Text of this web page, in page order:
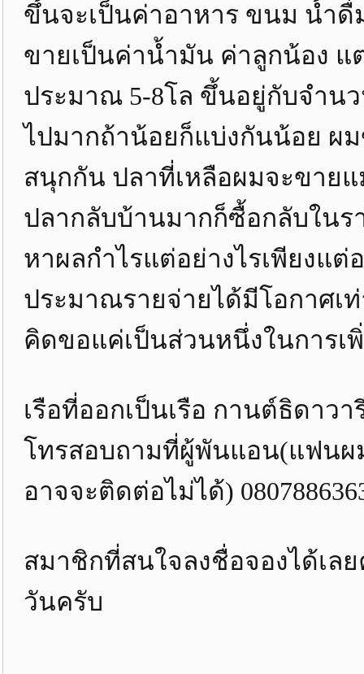
ขึ้นจะเป็นค่าอาหาร ขนม น้ำ
ขายเป็นค่าน้ำมัน ค่าลูกน้อง
ประมาณ 5-8โล ขึ้นอยู่กับจำน
ไปมากถ้าน้อยก็แบ่งกันน้อย ผ
สนุกกัน ปลาที่เหลือผมจะขาย
ปลากลับบ้านมากก็ซื้อกลับในร
หาผลกำไรแต่อย่างไรเพียงแ
ประมาณรายจ่ายได้มีโอกาศเ
คิดขอแค่เป็นส่วนหนึ่งในการ
เรือที่ออกเป็นเรือ กานต์ธิดาว
โทรสอบถามที่ผู้พันแอน(แฟนผ
อาจจะติดต่อไม่ได้)
สมาชิกที่สนใจลงชื่อจองได้เล
วันครับ